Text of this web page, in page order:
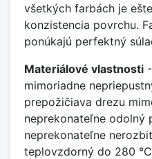
všetkých farbách je
konzistencia povrchu.
ponúkajú perfektný
Materiálové vlastnosti
mimoriadne
prepožičiava drezu
neprekonateľne odolný
neprekonateľne
teplovzdorný do 280